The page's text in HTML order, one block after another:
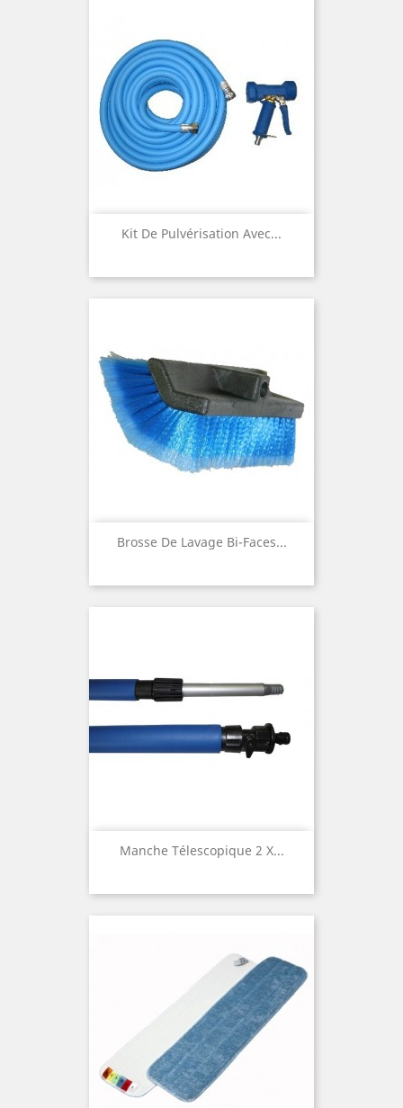
Kit De Pulvérisation Avec...
Brosse De Lavage Bi-Faces...
Manche Télescopique 2 X...